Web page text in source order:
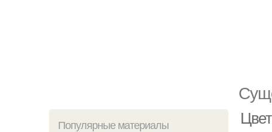
Популярные материалы